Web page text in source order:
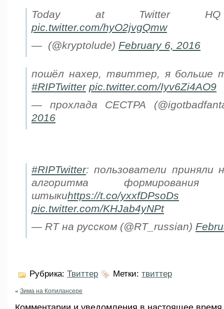
Today at Twitter
pic.twitter.com/hyO2jvgQmw
— ️ (@kryptolude) February 6, 2016
пошёл нахер, твиттер, я больше
#RIPTwitter pic.twitter.com/Iyv6Zi4AO9
— прохлада СЕСТРА
2016
#RIPTwitter: пользователи приняли
алгоритма
штыкиhttps://t.co/yxxfDPsoDs
pic.twitter.com/KHJab4yNPt
— RT на русском (@RT_russian)
Рубрика: Твиттер Метки: твиттер
« Зима на Копилансере